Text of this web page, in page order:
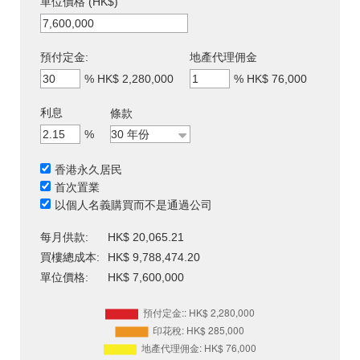
預付定金:
% HK$ 2,280,000
地產代理佣金
% HK$ 76,000
利息
%
條款
香港永久居民
首次置業
以個人名義購買而不是通過公司
每月供款:
HK$ 20,065.21
買樓總成本:
HK$ 9,788,474.20
單位價格:
HK$ 7,600,000